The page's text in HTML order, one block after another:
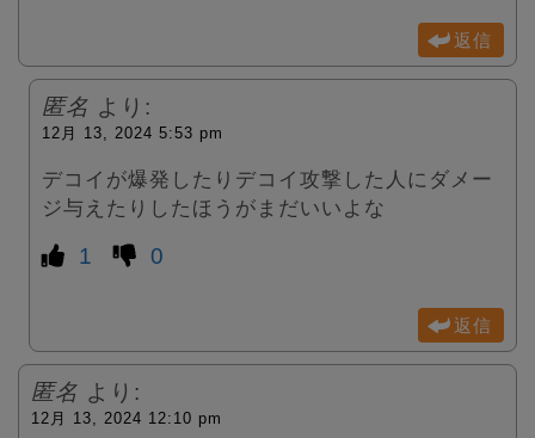
返信
匿名 より:
12月 13, 2024 5:53 pm
デコイが爆発したりデコイ攻撃した人にダメー
ジ与えたりしたほうがまだいいよな
1 0
返信
匿名 より:
12月 13, 2024 12:10 pm